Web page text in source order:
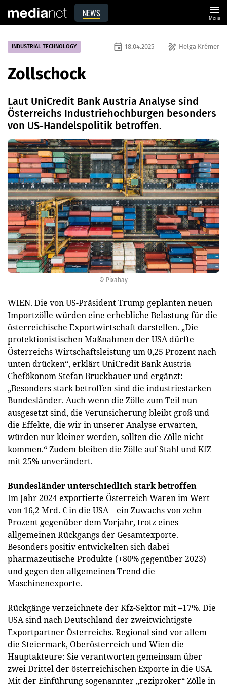
NEWS menu
Menü
© Pixabay
INDUSTRIAL TECHNOLOGY draw Helga Krémer
event 18.04.2025
Zollschock
Laut UniCredit Bank Austria Analyse sind
Österreichs Industriehochburgen besonders
von US-Handelspolitik betroffen.
WIEN. Die von US-Präsident Trump geplanten neuen
Importzölle würden eine erhebliche Belastung für die
österreichische Exportwirtschaft darstellen. „Die
protektionistischen Maßnahmen der USA dürfte
Österreichs Wirtschaftsleistung um 0,25 Prozent nach
unten drücken“, erklärt UniCredit Bank Austria
Chefökonom Stefan Bruckbauer und ergänzt:
„Besonders stark betroffen sind die industriestarken
Bundesländer. Auch wenn die Zölle zum Teil nun
ausgesetzt sind, die Verunsicherung bleibt groß und
die Effekte, die wir in unserer Analyse erwarten,
würden nur kleiner werden, sollten die Zölle nicht
kommen.“ Zudem bleiben die Zölle auf Stahl und KfZ
mit 25% unverändert.
Bundesländer unterschiedlich stark betroffen
Im Jahr 2024 exportierte Österreich Waren im Wert
von 16,2 Mrd. € in die USA – ein Zuwachs von zehn
Prozent gegenüber dem Vorjahr, trotz eines
allgemeinen Rückgangs der Gesamtexporte.
Besonders positiv entwickelten sich dabei
pharmazeutische Produkte (+80% gegenüber 2023)
und gegen den allgemeinen Trend die
Maschinenexporte.
Rückgänge verzeichnete der Kfz-Sektor mit –17%. Die
USA sind nach Deutschland der zweitwichtigste
Exportpartner Österreichs. Regional sind vor allem
die Steiermark, Oberösterreich und Wien die
Hauptakteure: Sie verantworten gemeinsam über
zwei Drittel der österreichischen Exporte in die USA.
Mit der Einführung sogenannter „reziproker“ Zölle in